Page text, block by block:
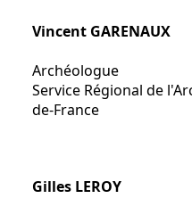
Vincent GARENAUX
Archéologue
Service Régional de
de-France
Gilles LEROY